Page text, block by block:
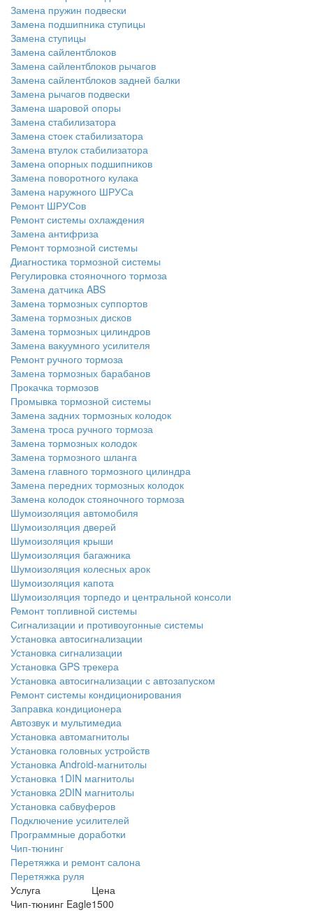
Замена пружин подвески
Замена подшипника ступицы
Замена ступицы
Замена сайлентблоков
Замена сайлентблоков рычагов
Замена сайлентблоков задней балки
Замена рычагов подвески
Замена шаровой опоры
Замена стабилизатора
Замена стоек стабилизатора
Замена втулок стабилизатора
Замена опорных подшипников
Замена поворотного кулака
Замена наружного ШРУСа
Ремонт ШРУСов
Ремонт системы охлаждения
Замена антифриза
Ремонт тормозной системы
Диагностика тормозной системы
Регулировка стояночного тормоза
Замена датчика ABS
Замена тормозных суппортов
Замена тормозных дисков
Замена тормозных цилиндров
Замена вакуумного усилителя
Ремонт ручного тормоза
Замена тормозных барабанов
Прокачка тормозов
Промывка тормозной системы
Замена задних тормозных колодок
Замена троса ручного тормоза
Замена тормозных колодок
Замена тормозного шланга
Замена главного тормозного цилиндра
Замена передних тормозных колодок
Замена колодок стояночного тормоза
Шумоизоляция автомобиля
Шумоизоляция дверей
Шумоизоляция крыши
Шумоизоляция багажника
Шумоизоляция колесных арок
Шумоизоляция капота
Шумоизоляция торпедо и центральной консоли
Ремонт топливной системы
Сигнализации и противоугонные системы
Установка автосигнализации
Установка сигнализации
Установка GPS трекера
Установка автосигнализации с автозапуском
Ремонт системы кондиционирования
Заправка кондиционера
Автозвук и мультимедиа
Установка автомагнитолы
Установка головных устройств
Установка Android-магнитолы
Установка 1DIN магнитолы
Установка 2DIN магнитолы
Установка сабвуферов
Подключение усилителей
Программные доработки
Чип-тюнинг
Перетяжка и ремонт салона
Перетяжка руля
Услуга
Цена
Чип-тюнинг Eagle1500